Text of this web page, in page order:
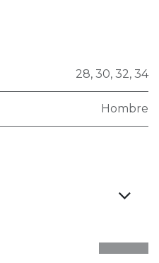
28, 30, 32, 34
Hombre